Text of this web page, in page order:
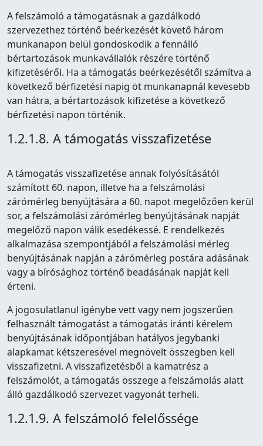
A felszámoló a támogatásnak a gazdálkodó
szervezethez történő beérkezését követő három
munkanapon belül gondoskodik a fennálló
bértartozások munkavállalók részére történő
kifizetéséről. Ha a támogatás beérkezésétől számítva a
következő bérfizetési napig öt munkanapnál kevesebb
van hátra, a bértartozások kifizetése a következő
bérfizetési napon történik.
1.2.1.8. A támogatás visszafizetése
A támogatás visszafizetése annak folyósításától
számított 60. napon, illetve ha a felszámolási
zárómérleg benyújtására a 60. napot megelőzően kerül
sor, a felszámolási zárómérleg benyújtásának napját
megelőző napon válik esedékessé. E rendelkezés
alkalmazása szempontjából a felszámolási mérleg
benyújtásának napján a zárómérleg postára adásának
vagy a bírósághoz történő beadásának napját kell
érteni.
A jogosulatlanul igénybe vett vagy nem jogszerűen
felhasznált támogatást a támogatás iránti kérelem
benyújtásának időpontjában hatályos jegybanki
alapkamat kétszeresével megnövelt összegben kell
visszafizetni. A visszafizetésből a kamatrész a
felszámolót, a támogatás összege a felszámolás alatt
álló gazdálkodó szervezet vagyonát terheli.
1.2.1.9. A felszámoló felelőssége